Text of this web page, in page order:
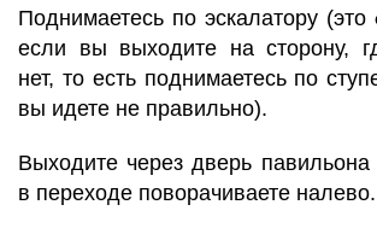
Поднимаетесь по эскалатору (это
если вы выходите на сторону,
нет, то есть поднимаетесь по
вы идете не правильно).
Выходите через дверь павильона
в переходе поворачиваете налево.